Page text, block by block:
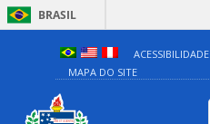
BRASIL
ACESSIBILIDADE
MAPA DO SITE